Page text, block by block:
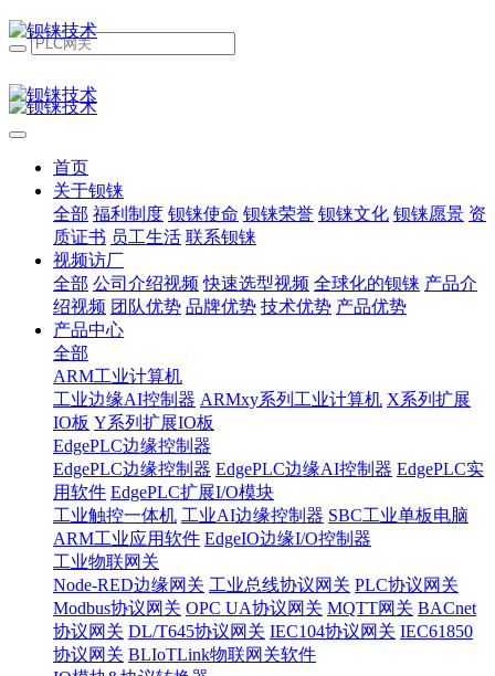
首页
关于钡铼
全部 福利制度 钡铼使命 钡铼荣誉 钡铼文化 钡铼愿景 资
质证书 员工生活 联系钡铼
视频访厂
全部 公司介绍视频 快速选型视频 全球化的钡铼 产品介
绍视频 团队优势 品牌优势 技术优势 产品优势
产品中心
全部
ARM工业计算机
工业边缘AI控制器 ARMxy系列工业计算机 X系列扩展
IO板 Y系列扩展IO板
EdgePLC边缘控制器
EdgePLC边缘控制器 EdgePLC边缘AI控制器 EdgePLC实
用软件 EdgePLC扩展I/O模块
工业触控一体机 工业AI边缘控制器 SBC工业单板电脑
ARM工业应用软件 EdgeIO边缘I/O控制器
工业物联网关
Node-RED边缘网关 工业总线协议网关 PLC协议网关
Modbus协议网关 OPC UA协议网关 MQTT网关 BACnet
协议网关 DL/T645协议网关 IEC104协议网关 IEC61850
协议网关 BLIoTLink物联网关软件